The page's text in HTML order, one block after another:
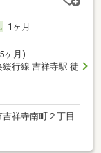
1ヶ月
ヶ月)
緩行線 吉祥寺駅 徒
祥寺南町２丁目